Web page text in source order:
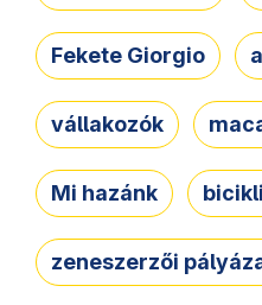
Fekete Giorgio
vállakozók
Mi hazánk
zeneszerzői